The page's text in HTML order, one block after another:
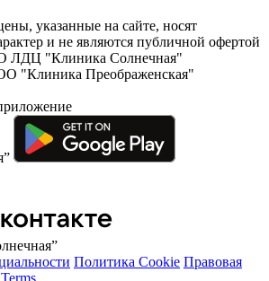
указанные на сайте, носят
и не являются публичной офертой
ЛДЦ "Клиника Солнечная"
"Клиника Преображенская"
Политика Cookie Правовая